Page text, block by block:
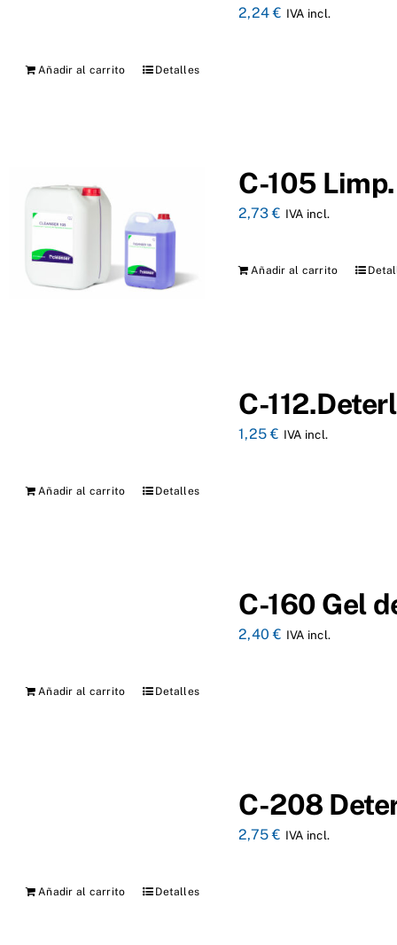
2,24€ IVA incl.
Añadir al carrito Detalles
C-105
2,73€ IVA incl.
Añadir al carrito
C-
1,25€ IVA incl.
Añadir al carrito Detalles
C-160 Gel
2,40€ IVA incl.
Añadir al carrito Detalles
C-208
2,75€ IVA incl.
Añadir al carrito Detalles